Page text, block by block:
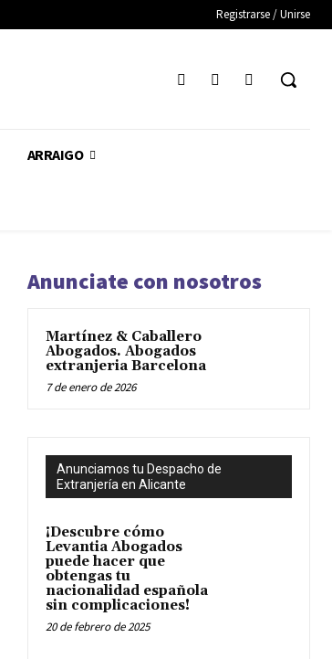
Registrarse / Unirse
ARRAIGO
Anunciate con nosotros
Martínez & Caballero
Abogados. Abogados
extranjeria Barcelona
7 de enero de 2026
Anunciamos tu Despacho de
Extranjería en Alicante
¡Descubre cómo
Levantia Abogados
puede hacer que
obtengas tu
nacionalidad española
sin complicaciones!
20 de febrero de 2025